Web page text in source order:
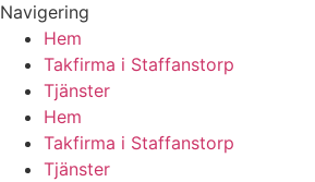
Navigering
Hem
Takfirma i Staffanstorp
Tjänster
Hem
Takfirma i Staffanstorp
Tjänster